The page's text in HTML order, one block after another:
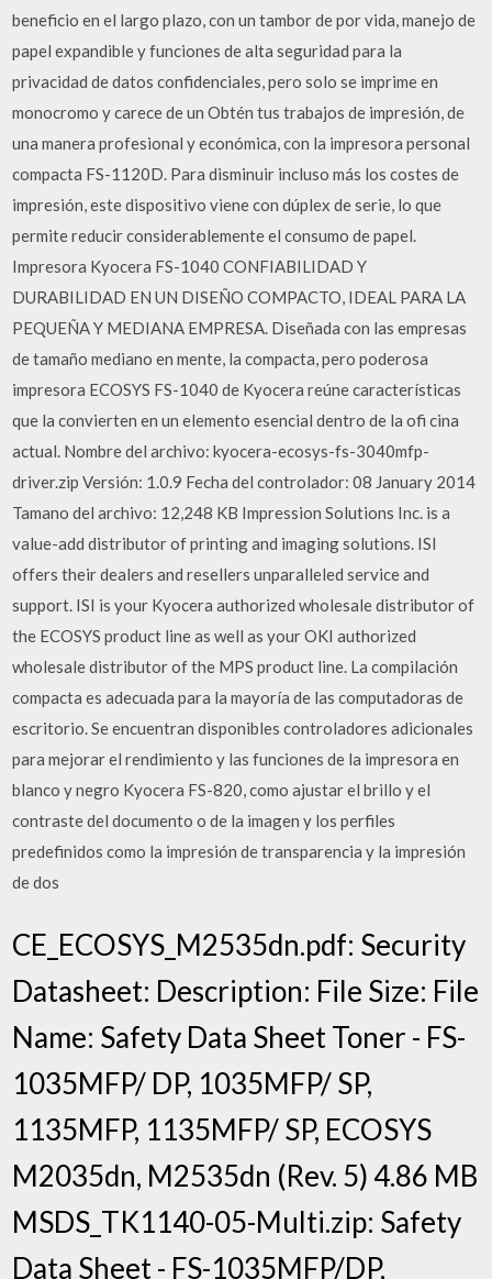
beneficio en el largo plazo, con un tambor de por vida, manejo de
papel expandible y funciones de alta seguridad para la
privacidad de datos confidenciales, pero solo se imprime en
monocromo y carece de un Obtén tus trabajos de impresión, de
una manera profesional y económica, con la impresora personal
compacta FS-1120D. Para disminuir incluso más los costes de
impresión, este dispositivo viene con dúplex de serie, lo que
permite reducir considerablemente el consumo de papel.
Impresora Kyocera FS-1040 CONFIABILIDAD Y
DURABILIDAD EN UN DISEÑO COMPACTO, IDEAL PARA LA
PEQUEÑA Y MEDIANA EMPRESA. Diseñada con las empresas
de tamaño mediano en mente, la compacta, pero poderosa
impresora ECOSYS FS-1040 de Kyocera reúne características
que la convierten en un elemento esencial dentro de la ofi cina
actual. Nombre del archivo: kyocera-ecosys-fs-3040mfp-
driver.zip Versión: 1.0.9 Fecha del controlador: 08 January 2014
Tamano del archivo: 12,248 KB Impression Solutions Inc. is a
value-add distributor of printing and imaging solutions. ISI
offers their dealers and resellers unparalleled service and
support. ISI is your Kyocera authorized wholesale distributor of
the ECOSYS product line as well as your OKI authorized
wholesale distributor of the MPS product line. La compilación
compacta es adecuada para la mayoría de las computadoras de
escritorio. Se encuentran disponibles controladores adicionales
para mejorar el rendimiento y las funciones de la impresora en
blanco y negro Kyocera FS-820, como ajustar el brillo y el
contraste del documento o de la imagen y los perfiles
predefinidos como la impresión de transparencia y la impresión
de dos
CE_ECOSYS_M2535dn.pdf: Security
Datasheet: Description: File Size: File
Name: Safety Data Sheet Toner - FS-
1035MFP/ DP, 1035MFP/ SP,
1135MFP, 1135MFP/ SP, ECOSYS
M2035dn, M2535dn (Rev. 5) 4.86 MB
MSDS_TK1140-05-Multi.zip: Safety
Data Sheet - FS-1035MFP/DP,